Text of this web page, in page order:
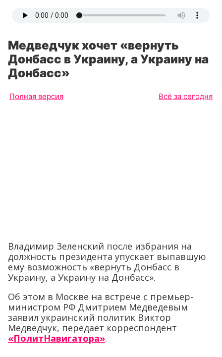
Медведчук хочет «вернуть
Донбасс в Украину, а Украину на
Донбасс»
Полная версия Всё за сегодня
Владимир Зеленский после избрания на
должность президента упускает выпавшую
ему возможность «вернуть Донбасс в
Украину, а Украину на Донбасс».
Об этом в Москве на встрече с премьер-
министром РФ Дмитрием Медведевым
заявил украинский политик Виктор
Медведчук, передает корреспондент
«ПолитНавигатора».